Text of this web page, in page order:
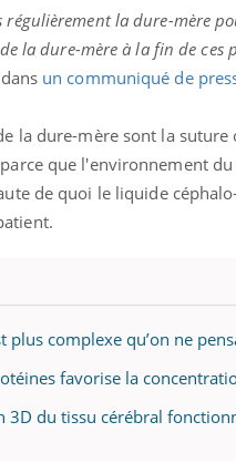
la dure-mère
la dure-mère à la fin de ces
un communiqué de
la dure-mère sont la
que l'environnement
de quoi le liquide
plus complexe qu’on ne
favorise la
3D du tissu cérébral